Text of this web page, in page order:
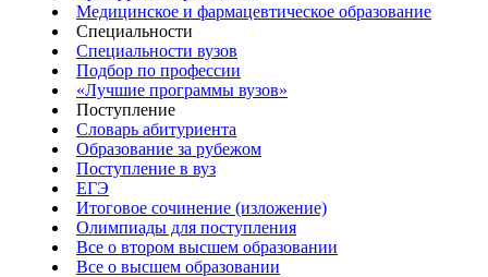
Медицинское и фармацевтическое образование
Специальности
Специальности вузов
Подбор по профессии
«Лучшие программы вузов»
Поступление
Словарь абитуриента
Образование за рубежом
Поступление в вуз
ЕГЭ
Итоговое сочинение (изложение)
Олимпиады для поступления
Все о втором высшем образовании
Все о высшем образовании